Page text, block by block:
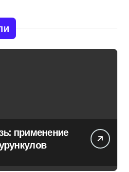
применение